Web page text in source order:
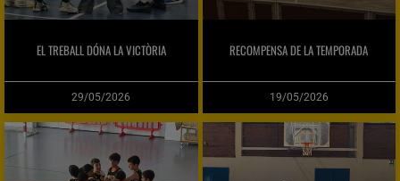
EL TREBALL DÓNA LA VICTÒRIA
29/05/2026
RECOMPENSA DE LA TEMPORADA
19/05/2026